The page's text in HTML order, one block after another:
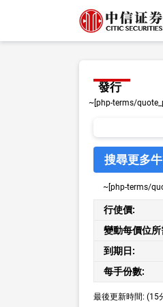
發行
~[php-terms/
搜尋更多
~[php-terms/
行使價:
變動每價位
到期日:
每手份數:
最後更新時間: (15